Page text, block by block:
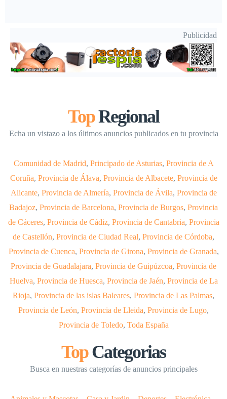
Publicidad
TopRegional
Echa un vistazo a los últimos anuncios publicados en tu provincia
Comunidad de Madrid, Principado de Asturias, Provincia de A
Coruña, Provincia de Álava, Provincia de Albacete, Provincia de
Alicante, Provincia de Almería, Provincia de Ávila, Provincia de
Badajoz, Provincia de Barcelona, Provincia de Burgos, Provincia
de Cáceres, Provincia de Cádiz, Provincia de Cantabria, Provincia
de Castellón, Provincia de Ciudad Real, Provincia de Córdoba,
Provincia de Cuenca, Provincia de Girona, Provincia de Granada,
Provincia de Guadalajara, Provincia de Guipúzcoa, Provincia de
Huelva, Provincia de Huesca, Provincia de Jaén, Provincia de La
Rioja, Provincia de las islas Baleares, Provincia de Las Palmas,
Provincia de León, Provincia de Lleida, Provincia de Lugo,
Provincia de Toledo, Toda España
TopCategorias
Busca en nuestras categorías de anuncios principales